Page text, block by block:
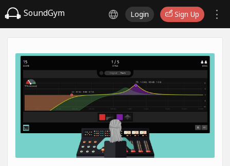
SoundGym Login Sign Up